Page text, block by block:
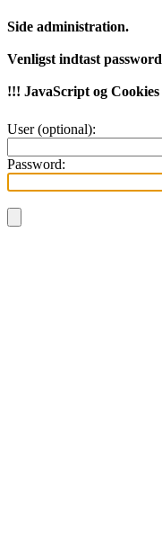
Side administration.
Venligst indtast
!!! JavaScript og
User (optional):
Password: